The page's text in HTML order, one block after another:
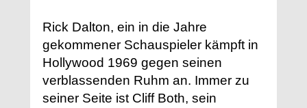
Rick Dalton, ein in die Jahre
gekommener Schauspieler kämpft in
Hollywood 1969 gegen seinen
verblassenden Ruhm an. Immer zu
seiner Seite ist Cliff Both, sein